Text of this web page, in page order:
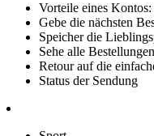
Vorteile eines Kontos:
Gebe die nächsten
Speicher die
Sehe alle Bestellungen
Retour auf die
Status der Sendung